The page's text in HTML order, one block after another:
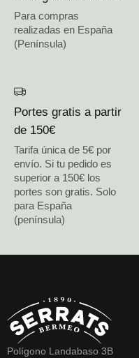
Para compras
realizadas en España
(Península)
Portes gratis a partir
de 150€
Tarifa única de 5€ por
envío. Si tu pedido es
superior a 150€ los
portes son gratis. Solo
para España
(península)
Polígono Landabaso 3B